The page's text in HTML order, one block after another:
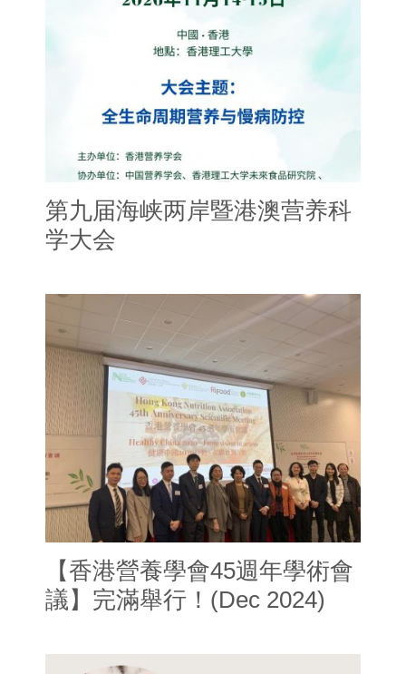
第九届海峡两岸暨港澳营养科
学大会
【香港營養學會45週年學術會
議】完滿舉行！(Dec 2024)